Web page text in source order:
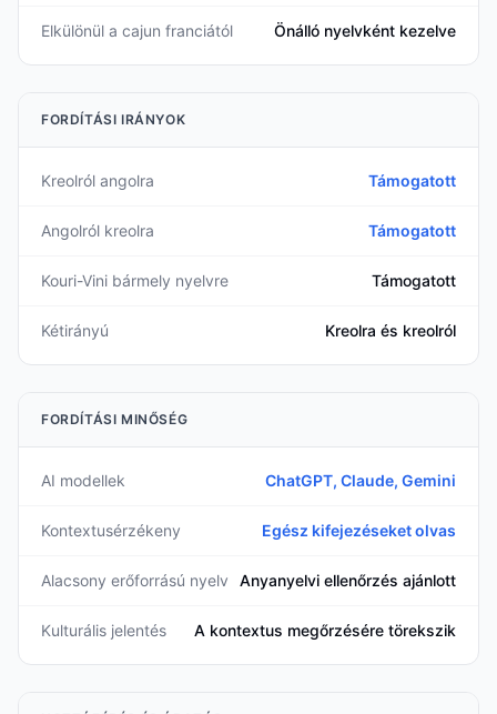
Elkülönül a cajun franciától Önálló nyelvként kezelve
FORDÍTÁSI IRÁNYOK
Kreolról angolra Támogatott
Angolról kreolra Támogatott
Kouri-Vini bármely nyelvre Támogatott
Kétirányú Kreolra és kreolról
FORDÍTÁSI MINŐSÉG
AI modellek ChatGPT, Claude, Gemini
Kontextusérzékeny Egész kifejezéseket olvas
Alacsony erőforrású nyelv Anyanyelvi ellenőrzés ajánlott
Kulturális jelentés A kontextus megőrzésére törekszik